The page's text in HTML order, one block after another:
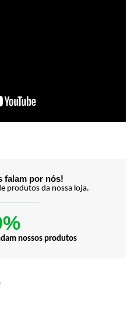
falam por nós!
produtos da nossa loja.
nossos produtos